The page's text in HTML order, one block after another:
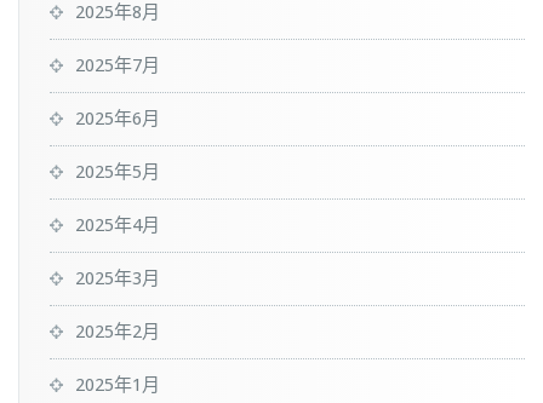
2025年8月
2025年7月
2025年6月
2025年5月
2025年4月
2025年3月
2025年2月
2025年1月